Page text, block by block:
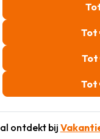
Tot
Tot
Tot
ontdekt bij